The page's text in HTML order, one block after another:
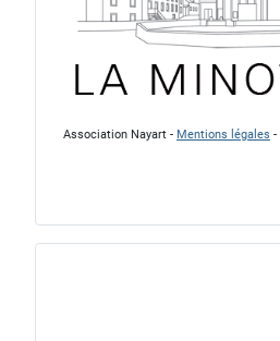
Association Nayart - Mentions légales -